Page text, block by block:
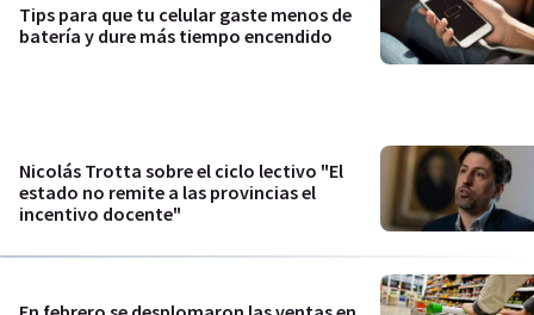
Tips para que tu celular gaste menos de
batería y dure más tiempo encendido
Nicolás Trotta sobre el ciclo lectivo "El
estado no remite a las provincias el
incentivo docente"